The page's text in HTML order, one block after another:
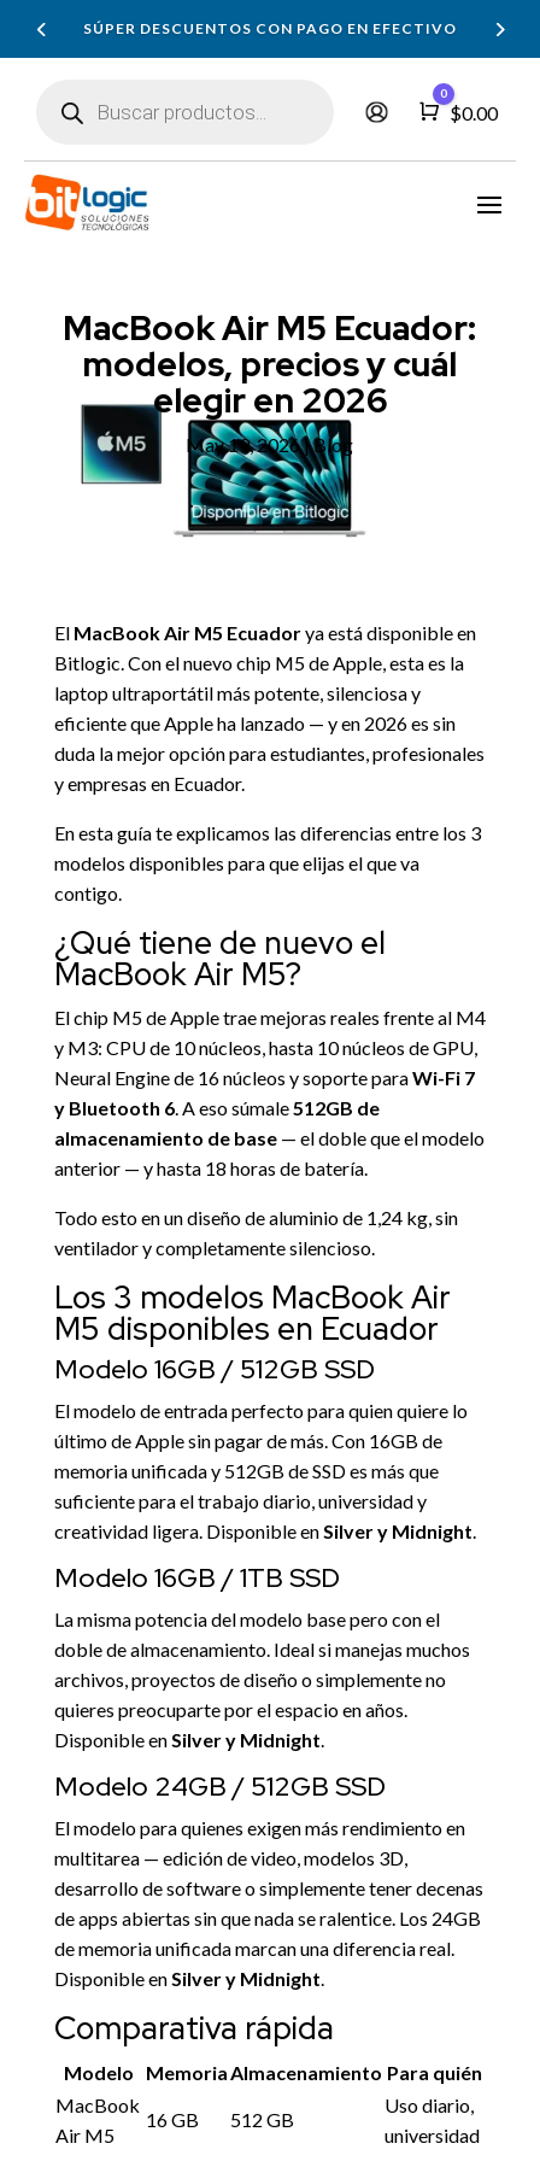
SÚPER DESCUENTOS CON PAGO EN EFECTIVO
productos
Carro
0
$0.00
MacBook Air M5 Ecuador:
modelos, precios y cuál
elegir en 2026
May 19, 2026|Blog
El MacBook Air M5 Ecuadorya está disponible en
Bitlogic. Con el nuevo chip M5 deApple, esta es la
laptop ultraportátil más potente, silenciosa y
eficiente que Apple ha lanzado — y en 2026 es sin
duda la mejor opción para estudiantes, profesionales
y empresas en Ecuador.
En esta guía te explicamos las diferencias entre los 3
modelos disponibles para que elijas el que va
contigo.
¿Qué tiene de nuevo el
MacBook Air M5?
El chip M5 de Apple trae mejoras reales frente al M4
y M3: CPU de 10 núcleos, hasta 10 núcleos de GPU,
Neural Engine de 16 núcleos y soporte paraWi-Fi 7
y Bluetooth 6. A eso súmale512GB de
almacenamiento de base— el doble que el modelo
anterior — y hasta 18 horas de batería.
Todo esto en un diseño de aluminio de 1,24 kg, sin
ventilador y completamente silencioso.
Los 3 modelos MacBook Air
M5 disponibles en Ecuador
Modelo 16GB / 512GB SSD
El modelo de entrada perfecto para quien quiere lo
último de Apple sin pagar de más. Con 16GB de
memoria unificada y 512GB de SSD es más que
suficiente para el trabajo diario, universidad y
creatividad ligera. Disponible enSilver y Midnight.
Modelo 16GB / 1TB SSD
La misma potencia del modelo base pero con el
doble de almacenamiento. Ideal si manejas muchos
archivos, proyectos de diseño o simplemente no
quieres preocuparte por el espacio en años.
Disponible enSilver y Midnight.
Modelo 24GB / 512GB SSD
El modelo para quienes exigen más rendimiento en
multitarea — edición de video, modelos 3D,
desarrollo de software o simplemente tener decenas
de apps abiertas sin que nada se ralentice. Los 24GB
de memoria unificada marcan una diferencia real.
Disponible enSilver y Midnight.
Comparativa rápida
Modelo MemoriaAlmacenamiento Para quién
MacBook
Air M5
16 GB 512 GB
Uso diario,
universidad